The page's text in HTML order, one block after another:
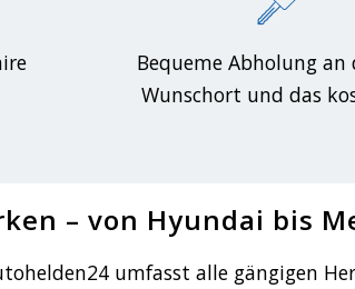
Bequeme Abholung an
Wunschort und das
– von Hyundai bis
umfasst alle gängigen